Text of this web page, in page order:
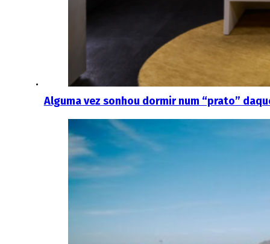
Alguma vez sonhou dormir num “prato”